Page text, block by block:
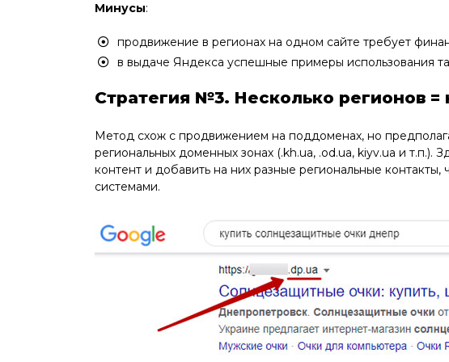
Минусы:
продвижение в регионах на одном сайте требует
в выдаче Яндекса успешные примеры использования
Стратегия №3. Несколько регионов =
Метод схож с продвижением на поддоменах, но
региональных доменных зонах (.kh.ua, .od.ua, kiyv.ua и т.п.).
контент и добавить на них разные региональные
системами.